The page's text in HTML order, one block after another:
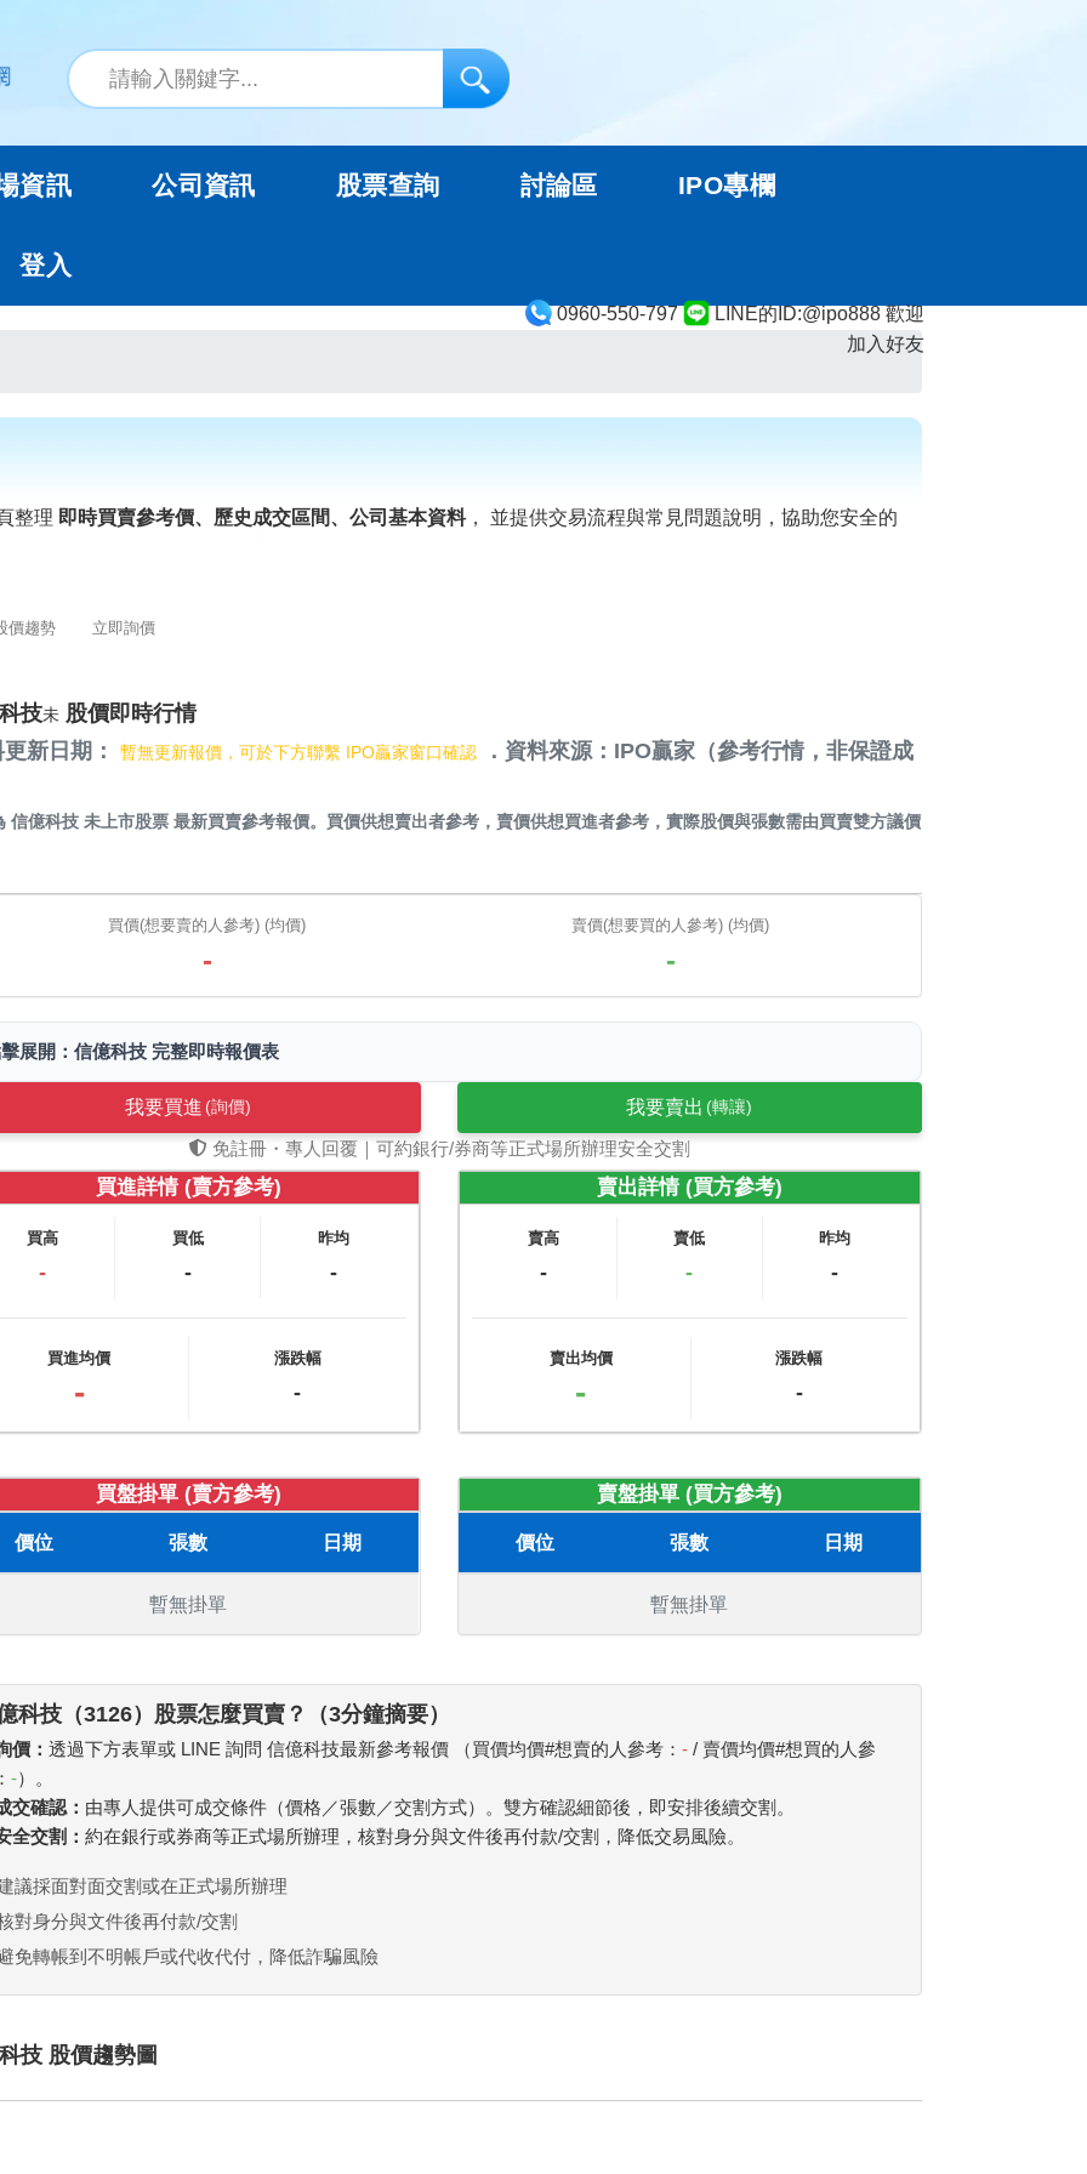
0960-550-797
LINE的ID:@ipo888 歡迎
加入好友
資訊 公司資訊 股票查詢 討論區 IPO專欄
登入
整理 即時買賣參考價、歷史成交區間、公司基本資料， 並提供交易流程與常見問題說明，協助您安全的
價趨勢 立即詢價
技未 股價即時行情
更新日期：暫無更新報價，可於下方聯繫 IPO贏家窗口確認
．資料來源：IPO贏家（參考行情，非保證成
信億科技 未上市股票 最新買賣參考報價。買價供想賣出者參考，賣價供想買進者參考，實際股價與張數需由買賣雙方議價
買價(想要賣的人參考) (均價)
-
賣價(想要買的人參考) (均價)
-
展開：信億科技 完整即時報價表
我要買進 (詢價) 我要賣出 (轉讓)
免註冊・專人回覆｜可約銀行/券商等正式場所辦理安全交割
買進詳情 (賣方參考)
買高
-
買低
-
昨均
-
買進均價
-
漲跌幅
-
賣出詳情 (買方參考)
賣高
-
賣低
-
昨均
-
賣出均價
-
漲跌幅
-
買盤掛單 (賣方參考)
價位 張數 日期
暫無掛單
賣盤掛單 (買方參考)
價位 張數 日期
暫無掛單
科技（3126）股票怎麼買賣？（3分鐘摘要）
價：透過下方表單或 LINE 詢問 信億科技最新參考報價 （買價均價#想賣的人參考：- / 賣價均價#想買的人參
-）。
交確認： 由專人提供可成交條件（價格／張數／交割方式）。雙方確認細節後，即安排後續交割。
全交割：約在銀行或券商等正式場所辦理，核對身分與文件後再付款/交割，降低交易風險。
議採面對面交割或在正式場所辦理
對身分與文件後再付款/交割
免轉帳到不明帳戶或代收代付，降低詐騙風險
技 股價趨勢圖